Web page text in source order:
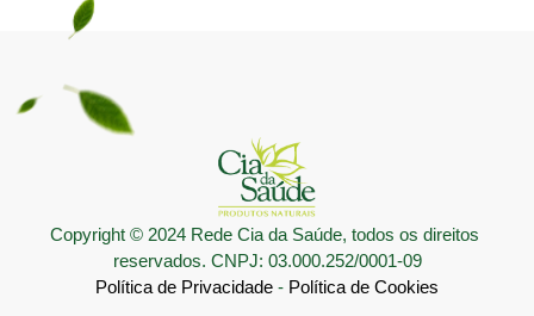
Copyright © 2024 Rede Cia da Saúde, todos os direitos
reservados. CNPJ: 03.000.252/0001-09
Política de Privacidade - Política de Cookies